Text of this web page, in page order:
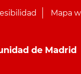
Mapa
de Madrid